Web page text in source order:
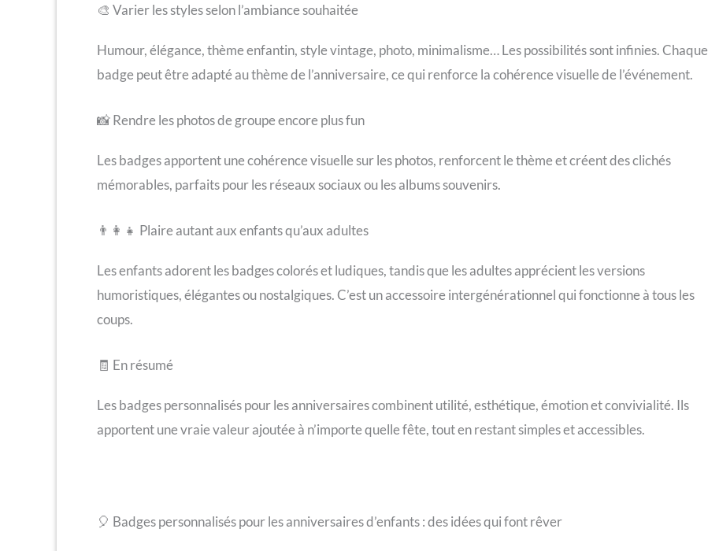
🎨 Varier les styles selon l’ambiance souhaitée
Humour, élégance, thème enfantin, style vintage, photo, minimalisme… Les possibilités sont infinies. Chaque
badge peut être adapté au thème de l’anniversaire, ce qui renforce la cohérence visuelle de l’événement.
📸 Rendre les photos de groupe encore plus fun
Les badges apportent une cohérence visuelle sur les photos, renforcent le thème et créent des clichés
mémorables, parfaits pour les réseaux sociaux ou les albums souvenirs.
👨‍👩‍👧 Plaire autant aux enfants qu’aux adultes
Les enfants adorent les badges colorés et ludiques, tandis que les adultes apprécient les versions
humoristiques, élégantes ou nostalgiques. C’est un accessoire intergénérationnel qui fonctionne à tous les
coups.
🧾 En résumé
Les badges personnalisés pour les anniversaires combinent utilité, esthétique, émotion et convivialité. Ils
apportent une vraie valeur ajoutée à n’importe quelle fête, tout en restant simples et accessibles.
🎈 Badges personnalisés pour les anniversaires d’enfants : des idées qui font rêver